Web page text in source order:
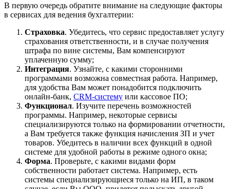
В первую очередь обратите внимание на следующие факторы
в сервисах для ведения бухгалтерии:
Страховка. Убедитесь, что сервис предоставляет услугу
страхования ответственности, и в случае получения
штрафа по вине системы, Вам компенсируют
уплаченную сумму;
Интеграция. Узнайте, с какими сторонними
программами возможна совместная работа. Например,
для удобства Вам может понадобится подключить
онлайн-банк, CRM-систему или кассовое ПО;
Функционал. Изучите перечень возможностей
программы. Например, некоторые сервисы
специализируются только на формировании отчетности,
а Вам требуется также функция начисления ЗП и учет
товаров. Убедитесь в наличии всех функций в одной
системе для удобной работы в режиме одного окна;
Форма. Проверьте, с какими видами форм
собственности работает система. Например, есть
системы специализирующиеся только на ИП, в таком